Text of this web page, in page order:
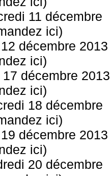
11 décembre
ici)
décembre 2013
ici)
décembre 2013
ici)
18 décembre
ici)
décembre 2013
ici)
20 décembre